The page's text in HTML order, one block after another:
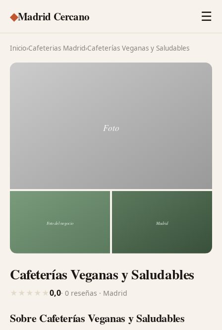
◆Madrid Cercano ☰
Inicio›Cafeterias Madrid›Cafeterías Veganas y Saludables
Cafeterías Veganas y Saludables
★ ★ ★ ★ ★0,0· 0 reseñas · Madrid
Sobre Cafeterías Veganas y Saludables